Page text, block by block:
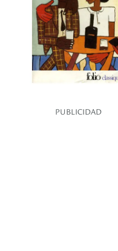
PUBLICIDAD